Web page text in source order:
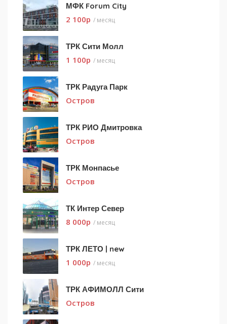
МФК Forum City
2 100p / месяц
ТРК Сити Молл
1 100p / месяц
ТРК Радуга Парк
Остров
ТРК РИО Дмитровка
Остров
ТРК Монпасье
Остров
ТК Интер Север
8 000p / месяц
ТРК ЛЕТО | new
1 000p / месяц
ТРК АФИМОЛЛ Сити
Остров